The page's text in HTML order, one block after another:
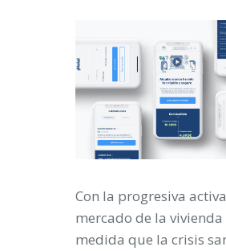
Con la progresiva
mercado de la vivienda
medida que la crisis